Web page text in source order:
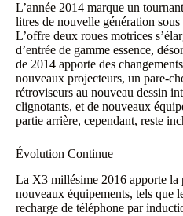
L’année 2014 marque un
litres de nouvelle génération
L’offre deux roues motrices
d’entrée de gamme essence,
de 2014 apporte des
nouveaux projecteurs, un pare-
rétroviseurs au nouveau dessin
clignotants, et de nouveaux
partie arrière, cependant, reste
Évolution Continue
La X3 millésime 2016 apporte la
nouveaux équipements, tels que
recharge de téléphone par